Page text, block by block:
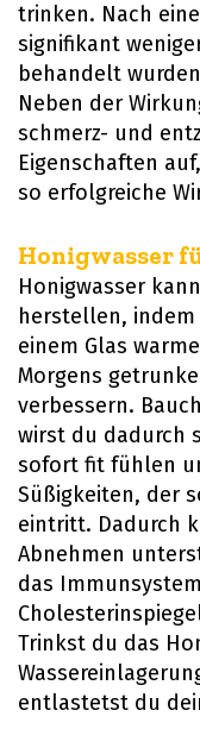
trinken. Nach
signifikant
behandelt
Neben der
schmerz- und
Eigenschaften
so erfolgreiche
Honigwasser
Honigwasser
herstellen,
einem Glas
Morgens
verbessern.
wirst du dadurch
sofort fit fühlen
Süßigkeiten, der
eintritt. Dadurch
Abnehmen
das
Trinkst du das
entlastetst du